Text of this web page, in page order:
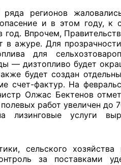
регионов
и в этом году, к
год. Впрочем,
в ажуре. Для
для
— дизтопливо будет
будет создан
счет-фактур. На
Олжас Бектенов
работ увеличен до
лизинговые услуги
сельского
за поставками